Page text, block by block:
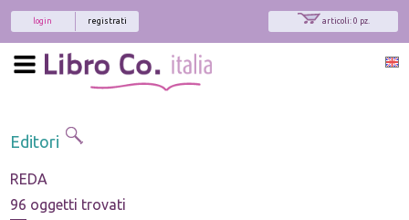
articoli: 0 pz.
registrati
login
Editori
REDA
96 oggetti trovati